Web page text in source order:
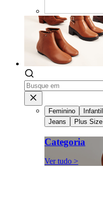
Feminino Infantil
Jeans
Plus Size
Categoria
Ver tudo >